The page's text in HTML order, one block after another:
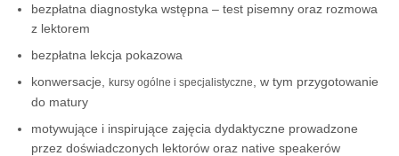
bezpłatna diagnostyka wstępna – test pisemny oraz rozmowa
z lektorem
bezpłatna lekcja pokazowa
konwersacje,
kursy ogólne i specjalistyczne
, w tym przygotowanie
do matury
motywujące i inspirujące zajęcia dydaktyczne prowadzone
przez doświadczonych lektorów oraz native speakerów